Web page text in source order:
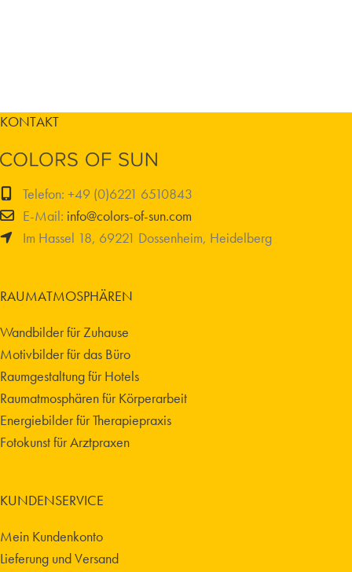
KONTAKT
Telefon: +49 (0)6221 6510843
E-Mail: info@colors-of-sun.com
Im Hassel 18, 69221 Dossenheim, Heidelberg
RAUMATMOSPHÄREN
Wandbilder für Zuhause
Motivbilder für das Büro
Raumgestaltung für Hotels
Raumatmosphären für Körperarbeit
Energiebilder für Therapiepraxis
Fotokunst für Arztpraxen
KUNDENSERVICE
Mein Kundenkonto
Lieferung und Versand